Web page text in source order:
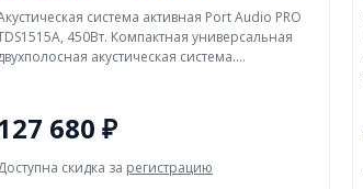
система активная Port Audio PRO
450Вт. Компактная универсальная
акустическая система....
680 ₽
скидка за регистрацию